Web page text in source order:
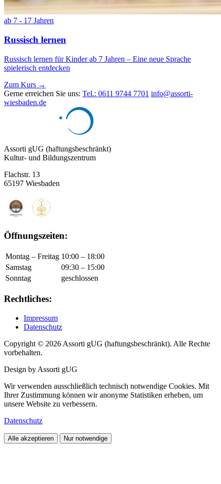
ab 7 - 17 Jahren
Russisch lernen
Russisch lernen für Kinder ab 7 Jahren – Eine neue Sprache
spielerisch entdecken
Zum Kurs →
Gerne erreichen Sie uns: Tel.: 0611 9744 7701 info@assorti-
wiesbaden.de
Assorti gUG (haftungsbeschränkt)
Kultur- und Bildungszentrum
Flachstr. 13
65197 Wiesbaden
Öffnungszeiten:
Montag – Freitag 10:00 – 18:00
Samstag
09:30 – 15:00
Sonntag
geschlossen
Rechtliches:
Impressum
Datenschutz
Copyright © 2026 Assorti gUG (haftungsbeschränkt). Alle Rechte
vorbehalten.
Design by Assorti gUG
Wir verwenden ausschließlich technisch notwendige Cookies. Mit
Ihrer Zustimmung können wir anonyme Statistiken erheben, um
unsere Website zu verbessern.
Datenschutz
Alle akzeptieren Nur notwendige